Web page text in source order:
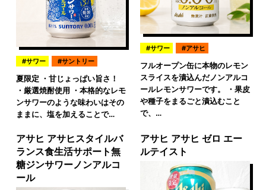
サワー サントリー
夏限定 ・甘じょっぱい旨さ！
・厳選焼酎使用 ・本格的なレモ
ンサワーのような味わいはその
ままに、塩を加えることで…
サワー アサヒ
フルオープン缶に本物のレモン
スライスを漬込んだノンアルコ
ールレモンサワーです。 ・果皮
や種子をまるごと漬込むこと
で、…
アサヒ アサヒスタイルバ
ランス食生活サポート無
糖ジンサワーノンアルコ
ール
アサヒ アサヒ ゼロ エー
ルテイスト